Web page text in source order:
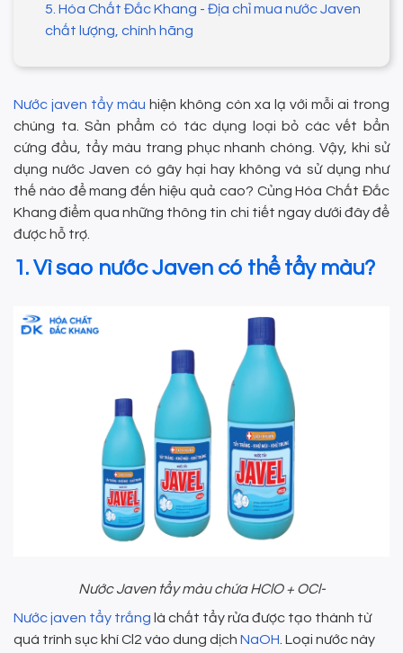
5. Hóa Chất Đắc Khang - Địa chỉ mua nước Javen
chất lượng, chính hãng
Nước javen tẩy màu hiện không còn xa lạ với mỗi ai trong
chúng ta. Sản phẩm có tác dụng loại bỏ các vết bẩn
cứng đầu, tẩy màu trang phục nhanh chóng. Vậy, khi sử
dụng nước Javen có gây hại hay không và sử dụng như
thế nào để mang đến hiệu quả cao? Củng Hóa Chất Đắc
Khang điểm qua những thông tin chi tiết ngay dưới đây để
được hỗ trợ.
1. Vì sao nước Javen có thể tẩy màu?
Nước Javen tẩy màu chứa HClO + OCl-
Nước javen tẩy trắng là chất tẩy rửa được tạo thành từ
quá trình sục khí Cl2 vào dung dịch NaOH. Loại nước này